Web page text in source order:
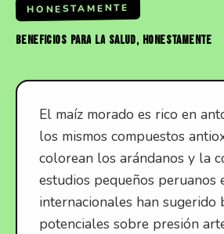
HONESTAMENTE
BENEFICIOS PARA LA SALUD, HONESTAMENTE
El maíz morado es rico en
los mismos compuestos
colorean los arándanos y la
estudios pequeños peruanos
internacionales han sugerido
potenciales sobre presión